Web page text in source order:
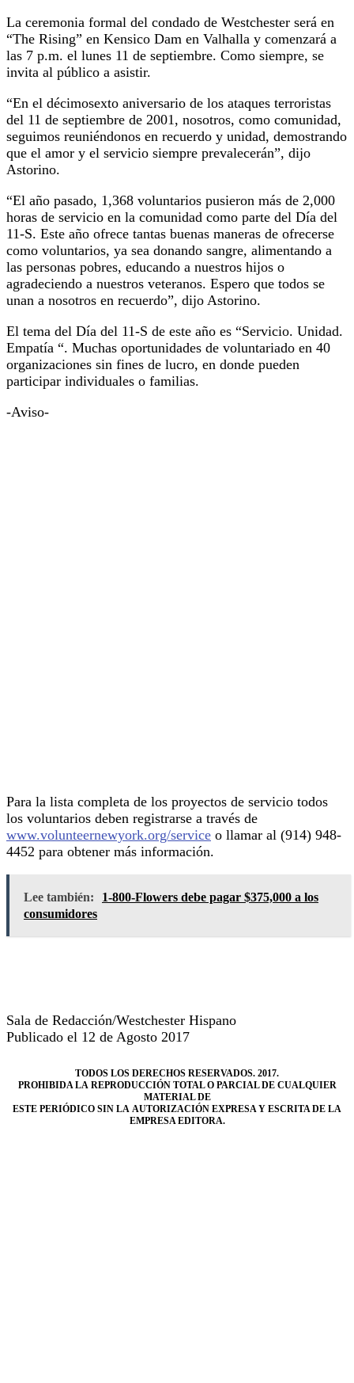
La ceremonia formal del condado de Westchester será en
“The Rising” en Kensico Dam en Valhalla y comenzará a
las 7 p.m. el lunes 11 de septiembre. Como siempre, se
invita al público a asistir.
“En el décimosexto aniversario de los ataques terroristas
del 11 de septiembre de 2001, nosotros, como comunidad,
seguimos reuniéndonos en recuerdo y unidad, demostrando
que el amor y el servicio siempre prevalecerán”, dijo
Astorino.
“El año pasado, 1,368 voluntarios pusieron más de 2,000
horas de servicio en la comunidad como parte del Día del
11-S. Este año ofrece tantas buenas maneras de ofrecerse
como voluntarios, ya sea donando sangre, alimentando a
las personas pobres, educando a nuestros hijos o
agradeciendo a nuestros veteranos. Espero que todos se
unan a nosotros en recuerdo”, dijo Astorino.
El tema del Día del 11-S de este año es “Servicio. Unidad.
Empatía “. Muchas oportunidades de voluntariado en 40
organizaciones sin fines de lucro, en donde pueden
participar individuales o familias.
-Aviso-
Para la lista completa de los proyectos de servicio todos
los voluntarios deben registrarse a través de
www.volunteernewyork.org/service o llamar al (914) 948-
4452 para obtener más información.
Lee también:
1-800-Flowers debe pagar $375,000 a los
consumidores
Sala de Redacción/Westchester Hispano
Publicado el 12 de Agosto 2017
TODOS LOS DERECHOS RESERVADOS. 2017.
PROHIBIDA LA REPRODUCCIÓN TOTAL O PARCIAL DE CUALQUIER
MATERIAL DE
ESTE PERIÓDICO SIN LA AUTORIZACIÓN EXPRESA Y ESCRITA DE LA
EMPRESA EDITORA.